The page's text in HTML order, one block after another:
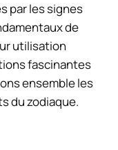
par les signes
de
utilisation
fascinantes
ensemble les
du zodiaque.